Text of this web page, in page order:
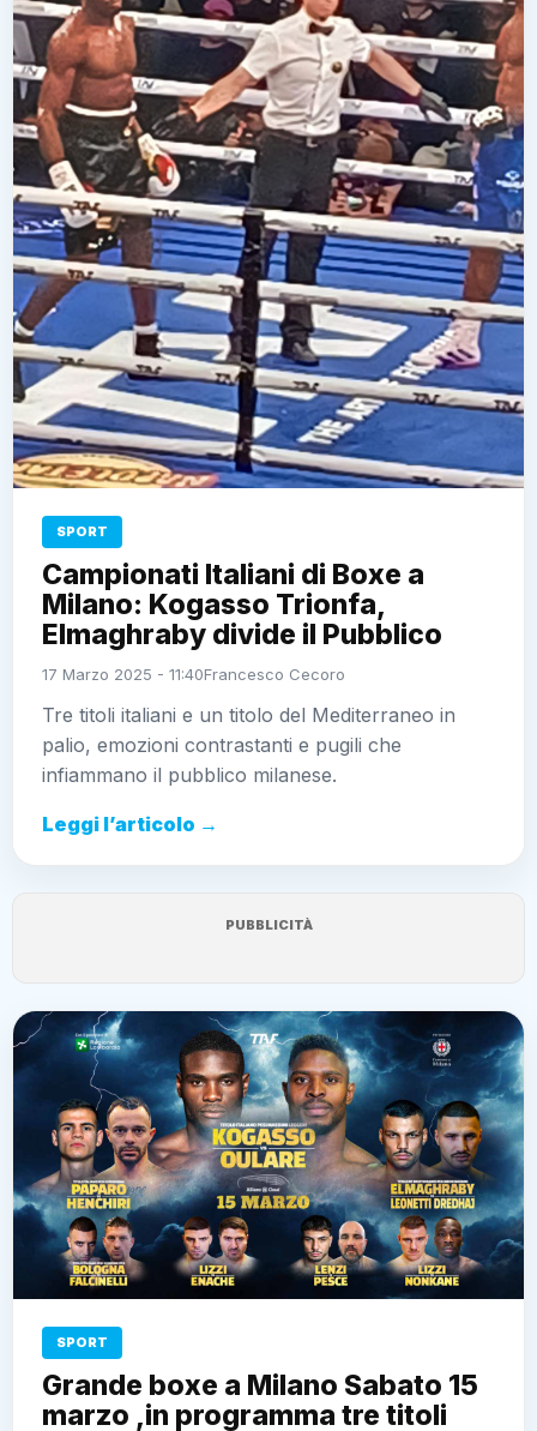
SPORT
Campionati Italiani di Boxe a
Milano: Kogasso Trionfa,
Elmaghraby divide il Pubblico
17 Marzo 2025 - 11:40Francesco Cecoro
Tre titoli italiani e un titolo del Mediterraneo in
palio, emozioni contrastanti e pugili che
infiammano il pubblico milanese.
Leggi l’articolo →
PUBBLICITÀ
SPORT
Grande boxe a Milano Sabato 15
marzo ,in programma tre titoli